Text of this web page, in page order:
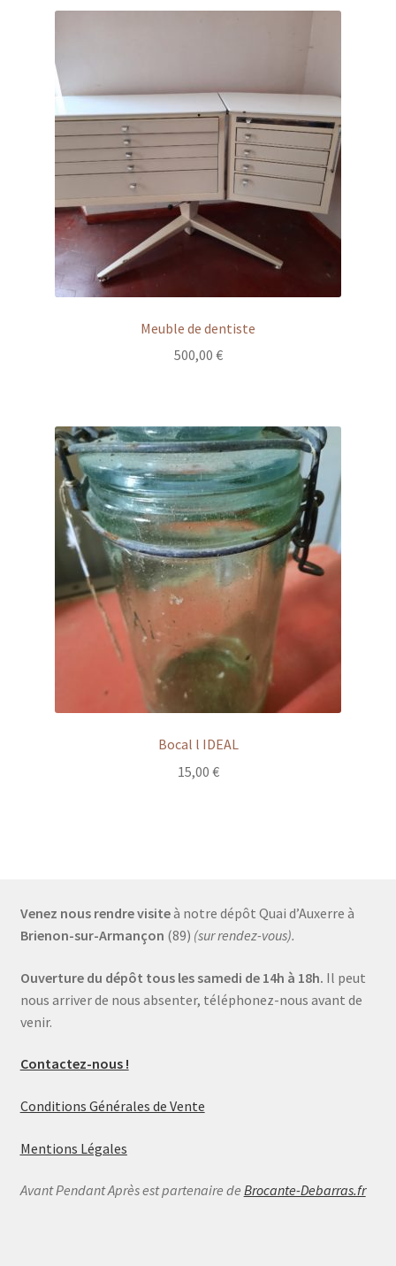
Meuble de dentiste
500,00 €
Bocal l IDEAL
15,00 €
Venez nous rendre visiteà notre dépôt Quai d’Auxerre à
Brienon-sur-Armançon (89) (sur rendez-vous).
Ouverture du dépôt tous les samedi de 14h à 18h. Il peut
nous arriver de nous absenter, téléphonez-nous avant de
venir.
Contactez-nous !
Conditions Générales de Vente
Mentions Légales
Avant Pendant Après est partenaire de Brocante-Debarras.fr